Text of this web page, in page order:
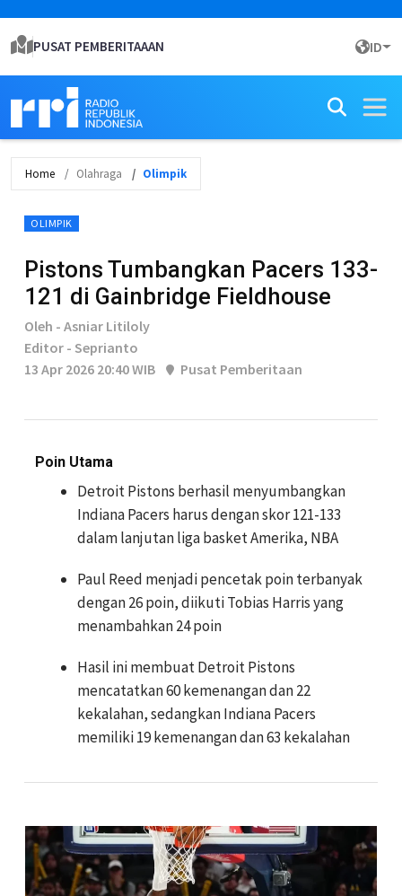
PUSAT PEMBERITAAAN ID
Home Olahraga Olimpik
OLIMPIK
Pistons Tumbangkan Pacers 133-
121 di Gainbridge Fieldhouse
Oleh - Asniar Litiloly
Editor - Seprianto
13 Apr 2026 20:40 WIB
Pusat Pemberitaan
Poin Utama
Detroit Pistons berhasil menyumbangkan
Indiana Pacers harus dengan skor 121-133
dalam lanjutan liga basket Amerika, NBA
Paul Reed menjadi pencetak poin terbanyak
dengan 26 poin, diikuti Tobias Harris yang
menambahkan 24 poin
Hasil ini membuat Detroit Pistons
mencatatkan 60 kemenangan dan 22
kekalahan, sedangkan Indiana Pacers
memiliki 19 kemenangan dan 63 kekalahan